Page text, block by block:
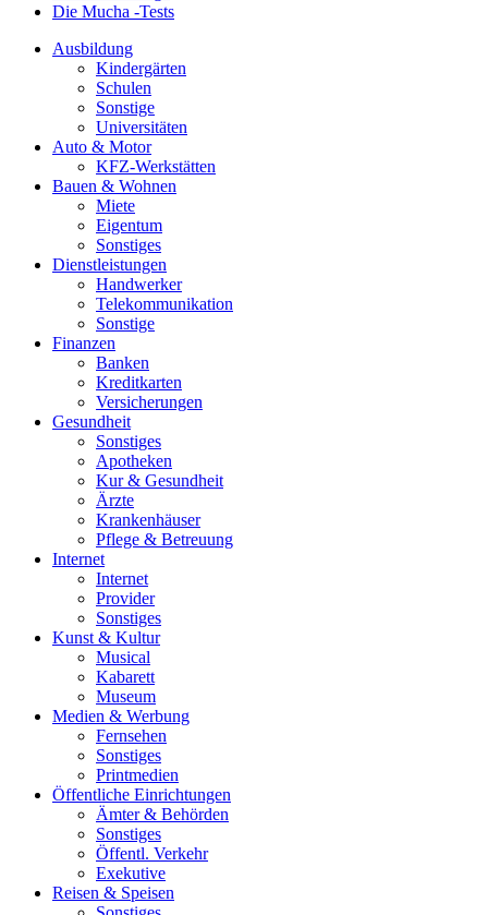
Die Mucha -Tests
Ausbildung
Kindergärten
Schulen
Sonstige
Universitäten
Auto & Motor
KFZ-Werkstätten
Bauen & Wohnen
Miete
Eigentum
Sonstiges
Dienstleistungen
Handwerker
Telekommunikation
Sonstige
Finanzen
Banken
Kreditkarten
Versicherungen
Gesundheit
Sonstiges
Apotheken
Kur & Gesundheit
Ärzte
Krankenhäuser
Pflege & Betreuung
Internet
Internet
Provider
Sonstiges
Kunst & Kultur
Musical
Kabarett
Museum
Medien & Werbung
Fernsehen
Sonstiges
Printmedien
Öffentliche Einrichtungen
Ämter & Behörden
Sonstiges
Öffentl. Verkehr
Exekutive
Reisen & Speisen